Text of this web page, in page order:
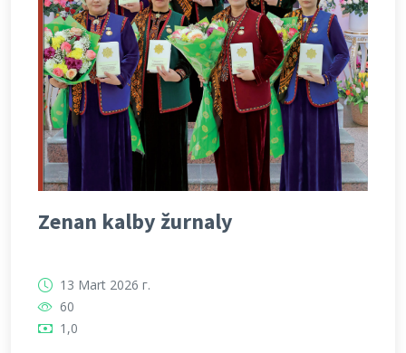
Zenan kalby žurnaly
13 Mart 2026 г.
60
1,0